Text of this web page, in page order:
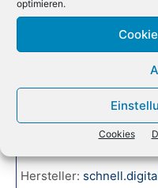
optimieren.
Cookies
Anbieter:JET-Software
+49 6073
Euer KI-
Souverän und
Hersteller: